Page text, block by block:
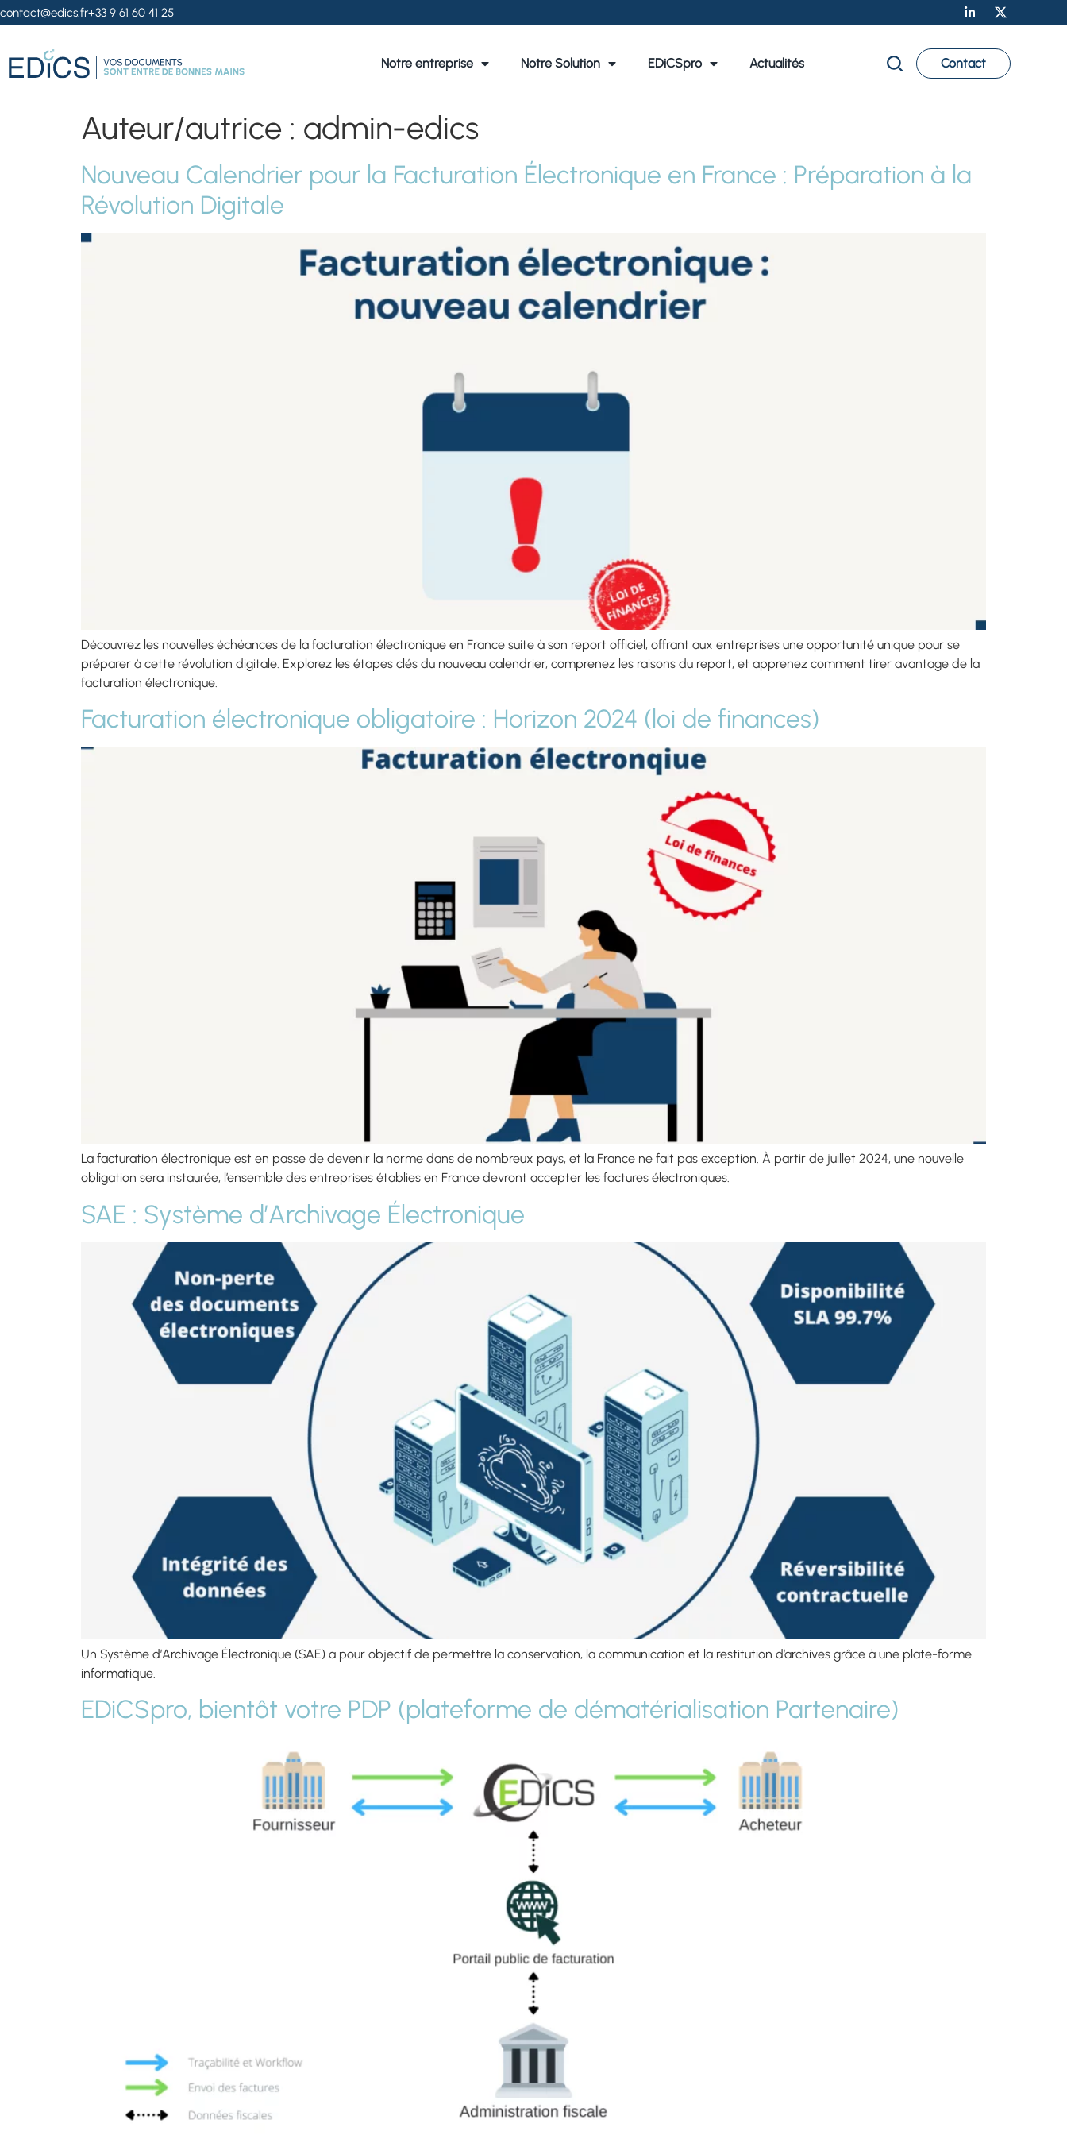
contact@edics.fr+33 9 61 60 41 25
Notre entreprise Notre Solution EDiCSpro Actualités Contact
Auteur/autrice : admin-edics
Nouveau Calendrier pour la Facturation Électronique en France : Préparation à la
Révolution Digitale
Découvrez les nouvelles échéances de la facturation électronique en France suite à son report officiel, offrant aux entreprises une opportunité unique pour se
préparer à cette révolution digitale. Explorez les étapes clés du nouveau calendrier, comprenez les raisons du report, et apprenez comment tirer avantage de la
facturation électronique.
Facturation électronique obligatoire : Horizon 2024 (loi de finances)
La facturation électronique est en passe de devenir la norme dans de nombreux pays, et la France ne fait pas exception. À partir de juillet 2024, une nouvelle
obligation sera instaurée, l’ensemble des entreprises établies en France devront accepter les factures électroniques.
SAE : Système d’Archivage Électronique
Un Système d’Archivage Électronique (SAE) a pour objectif de permettre la conservation, la communication et la restitution d’archives grâce à une plate-forme
informatique.
EDiCSpro, bientôt votre PDP (plateforme de dématérialisation Partenaire)